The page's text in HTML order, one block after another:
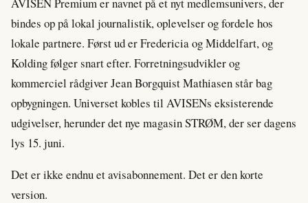
bindes op på lokal journalistik, oplevelser og fordele hos
lokale partnere. Først ud er Fredericia og Middelfart, og
Kolding følger snart efter. Forretningsudvikler og
kommerciel rådgiver Jean Borgquist Mathiasen står bag
opbygningen. Universet kobles til AVISENs eksisterende
udgivelser, herunder det nye magasin STRØM, der ser dagens
lys 15. juni.
Det er ikke endnu et avisabonnement. Det er den korte
version.